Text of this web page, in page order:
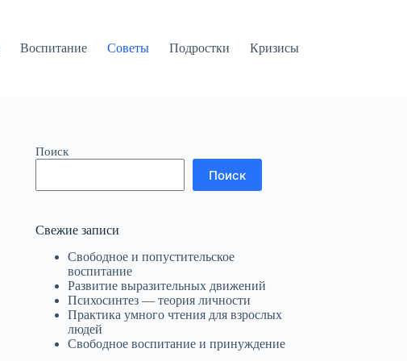
Воспитание Советы Подростки Кризисы
Поиск
Поиск
Свежие записи
Свободное и попустительское
воспитание
Развитие выразительных движений
Психосинтез — теория личности
Практика умного чтения для взрослых
людей
Свободное воспитание и принуждение